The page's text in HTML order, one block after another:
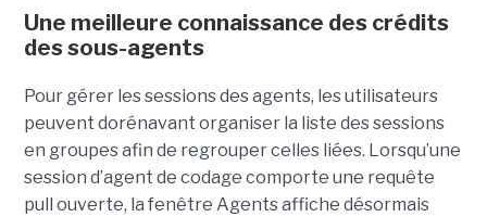
Une meilleure connaissance des crédits
des sous-agents
Pour gérer les sessions des agents, les utilisateurs
peuvent dorénavant organiser la liste des sessions
en groupes afin de regrouper celles liées. Lorsqu’une
session d’agent de codage comporte une requête
pull ouverte, la fenêtre Agents affiche désormais